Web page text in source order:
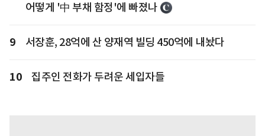
어떻게 '中 부채 함정'에 빠졌나
9 서장훈, 28억에 산 양재역 빌딩 450억에 내놨다
10 집주인 전화가 두려운 세입자들